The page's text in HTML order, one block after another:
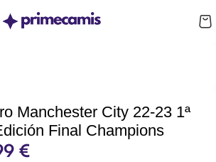
Manchester City 22-23 1ª
Final Champions
€